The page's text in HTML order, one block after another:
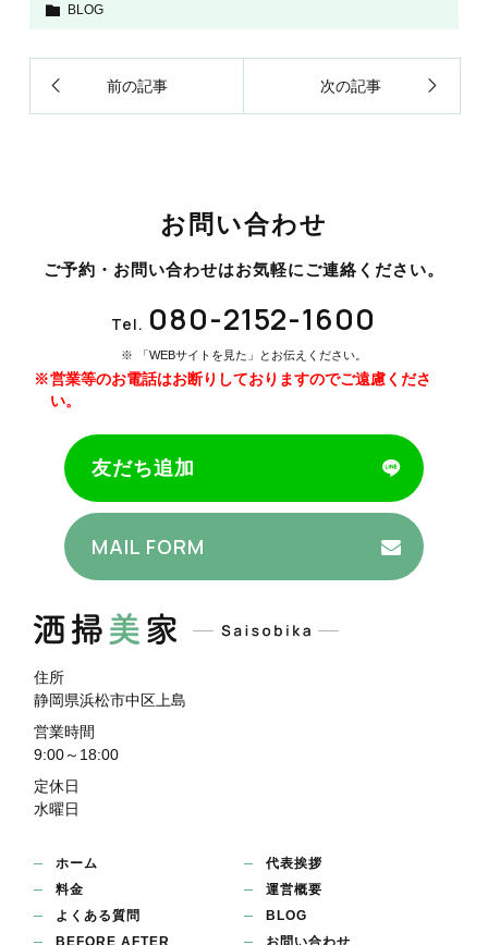
BLOG
前の記事 次の記事
お問い合わせ
ご予約・お問い合わせはお気軽にご連絡ください。
Tel. 080-2152-1600
「WEBサイトを見た」とお伝えください。
営業等のお電話はお断りしておりますのでご遠慮くださ
い。
友だち追加
MAIL FORM
住所
静岡県浜松市中区上島
営業時間
9:00～18:00
定休日
水曜日
ホーム
料金
よくある質問
BEFORE AFTER
代表挨拶
運営概要
BLOG
お問い合わせ